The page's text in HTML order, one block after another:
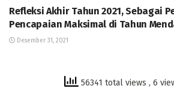
Refleksi Akhir Tahun 2021, Sebagai
Pencapaian Maksimal di Tahun
Desember 31, 2021
56341 total views , 6